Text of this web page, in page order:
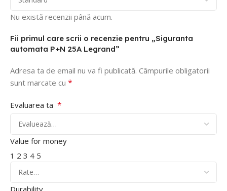
Nu există recenzii până acum.
Fii primul care scrii o recenzie pentru „Siguranta
automata P+N 25A Legrand”
Adresa ta de email nu va fi publicată. Câmpurile obligatorii
sunt marcate cu *
Evaluarea ta *
Value for money
1 2 3 4 5
Durability